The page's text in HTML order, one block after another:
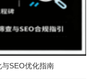
SEO优化指南